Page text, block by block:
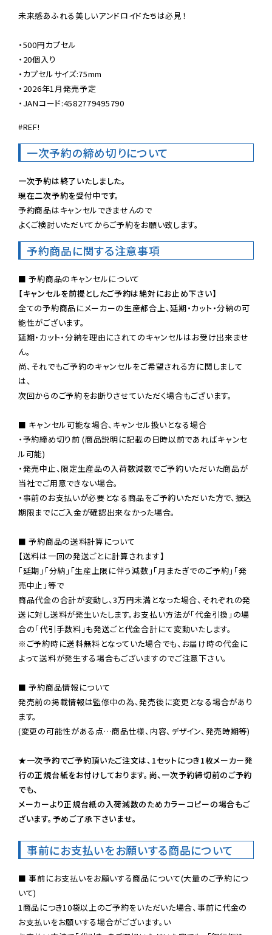
未来感あふれる美しいアンドロイドたちは必見！
・500円カプセル
・20個入り
・カプセルサイズ:75mm
・2026年1月発売予定
・JANコード:4582779495790
#REF!
一次予約の締め切りについて
一次予約は終了いたしました。
現在二次予約を受付中です。
予約商品はキャンセルできませんので
よくご検討いただいてからご予約をお願い致します。
予約商品に関する注意事項
【キャンセルを前提としたご予約は絶対にお止め下さい】
全ての予約商品にメーカーの生産都合上、延期・カット・分納の可
能性がございます。
延期・カット・分納を理由にされてのキャンセルはお受け出来ませ
ん。
尚、それでもご予約のキャンセルをご希望される方に関しまして
は、
次回からのご予約をお断りさせていただく場合もございます。
■ キャンセル可能な場合、キャンセル扱いとなる場合
・予約締め切り前 (商品説明に記載の日時以前であればキャンセ
ル可能)
・発売中止、限定生産品の入荷数減数でご予約いただいた商品が
当社でご用意できない場合。
・事前のお支払いが必要となる商品をご予約いただいた方で、振込
期限までにご入金が確認出来なかった場合。
■ 予約商品の送料計算について
【送料は一回の発送ごとに計算されます】
「延期」「分納」「生産上限に伴う減数」「月またぎでのご予約」「発
売中止」等で
商品代金の合計が変動し、3万円未満となった場合、それぞれの発
送に対し送料が発生いたします。お支払い方法が「代金引換」の場
※ご予約時に送料無料となっていた場合でも、お届け時の代金に
よって送料が発生する場合もございますのでご注意下さい。
■ 予約商品情報について
発売前の掲載情報は監修中の為、発売後に変更となる場合があり
ます。
(変更の可能性がある点…商品仕様、内容、デザイン、発売時期等)
★一次予約でご予約頂いたご注文は、1セットにつき1枚メーカー発
行の正規台紙をお付けしております。尚、一次予約締切前のご予約
でも、
メーカーより正規台紙の入荷減数のためカラーコピーの場合もご
ざいます。予めご了承下さいませ。
事前にお支払いをお願いする商品について
■ 事前にお支払いをお願いする商品について(大量のご予約につ
いて)
1商品につき10袋以上のご予約をいただいた場合、事前に代金の
お支払いをお願いする場合がございます。い